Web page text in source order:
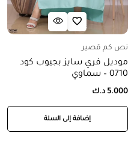
نص كم قصير
موديل فري سايز بجيوب كود
0710 – سماوي
5.000 د.ك
إضافة إلى السلة